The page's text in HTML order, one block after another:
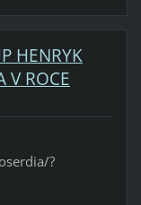
HENRYK
V ROCE
?